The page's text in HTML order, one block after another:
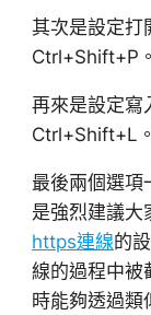
其次是設定打
Ctrl+Shift+P。
再來是設定寫
Ctrl+Shift+L。
最後兩個選項
是強烈建議大
https連線的
線的過程中被
時能夠透過類